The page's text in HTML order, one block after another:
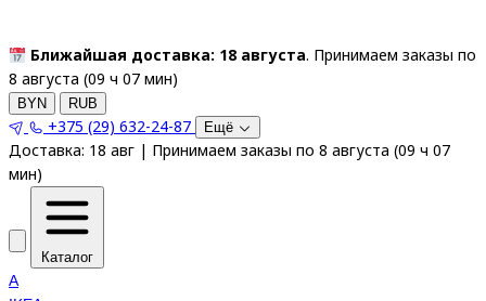
Ближайшая доставка: 18 августа. Принимаем заказы по
8 августа (09 ч 07 мин)
BYN RUB
+375 (29) 632-24-87 Ещё
Доставка: 18 авг | Принимаем заказы по 8 августа (09 ч 07
мин)
Каталог
A